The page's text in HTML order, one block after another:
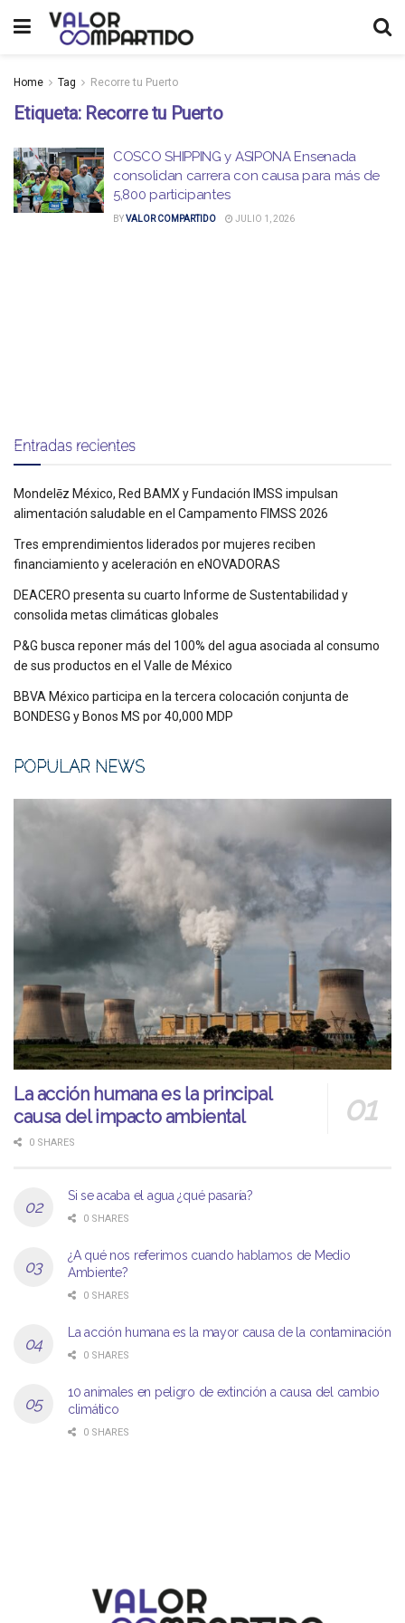
Home Tag Recorre tu Puerto
Etiqueta: Recorre tu Puerto
COSCO SHIPPING y ASIPONA Ensenada
consolidan carrera con causa para más de
5,800 participantes
BYVALOR COMPARTIDO JULIO 1, 2026
Entradas recientes
Mondelēz México, Red BAMX y Fundación IMSS impulsan
alimentación saludable en el Campamento FIMSS 2026
Tres emprendimientos liderados por mujeres reciben
financiamiento y aceleración en eNOVADORAS
DEACERO presenta su cuarto Informe de Sustentabilidad y
consolida metas climáticas globales
P&G busca reponer más del 100% del agua asociada al consumo
de sus productos en el Valle de México
BBVA México participa en la tercera colocación conjunta de
BONDESG y Bonos MS por 40,000 MDP
POPULAR NEWS
La acción humana es la principal
causa del impacto ambiental
0 SHARES
Si se acaba el agua ¿qué pasaría?
0 SHARES
¿A qué nos referimos cuando hablamos de Medio
Ambiente?
0 SHARES
La acción humana es la mayor causa de la contaminación
0 SHARES
10 animales en peligro de extinción a causa del cambio
climático
0 SHARES